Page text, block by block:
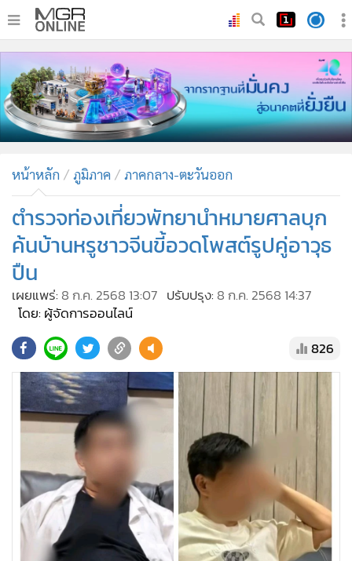
• ทันเหตุการณ์
• ภาคใต้
• ภูมิภาค
• บันเทิง
ผู้จัดการรายวัน
• คอลัมนิสต์
• ละคร
• CbizReview
• Cyber BIZ
• Good health & Well-being
• Green Innovation & SD
Management & HR
MGR Live
Infographic
การเมือง
ท่องเที่ยว
กีฬา
ต่างประเทศ
หน้าหลัก ภูมิภาค ภาคกลาง-ตะวันออก
ตำรวจท่องเที่ยวพัทยานำหมายศาลบุก
ค้นบ้านหรูชาวจีนขี้อวดโพสต์รูปคู่อาวุธ
ปืน
เผยแพร่: 8 ก.ค. 2568 13:07 ปรับปรุง: 8 ก.ค. 2568 14:37
โดย: ผู้จัดการออนไลน์
826